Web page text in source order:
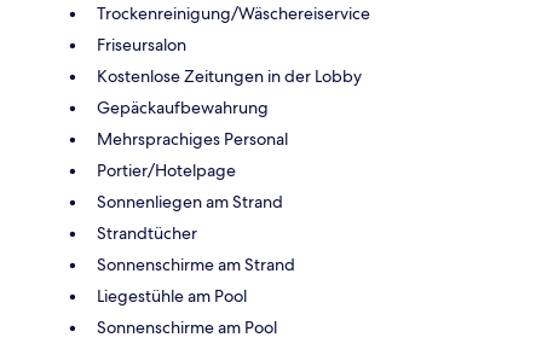
Trockenreinigung/Wäschereiservice
Friseursalon
Kostenlose Zeitungen in der Lobby
Gepäckaufbewahrung
Mehrsprachiges Personal
Portier/Hotelpage
Sonnenliegen am Strand
Strandtücher
Sonnenschirme am Strand
Liegestühle am Pool
Sonnenschirme am Pool